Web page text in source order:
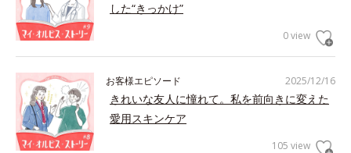
した“きっかけ”
0 view
2025/12/16
お客様エピソード
きれいな友人に憧れて。私を前向きに変えた
愛用スキンケア
105 view